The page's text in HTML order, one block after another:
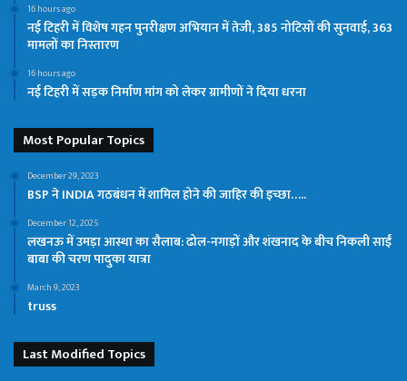
16 hours ago
नई टिहरी में विशेष गहन पुनरीक्षण अभियान में तेजी, 385 नोटिसों की सुनवाई, 363
मामलों का निस्तारण
16 hours ago
नई टिहरी में सड़क निर्माण मांग को लेकर ग्रामीणों ने दिया धरना
Most Popular Topics
December 29, 2023
BSP ने INDIA गठबंधन में शामिल होने की जाहिर की इच्छा…..
December 12, 2025
लखनऊ में उमड़ा आस्था का सैलाब: ढोल-नगाड़ों और शंखनाद के बीच निकली साईं
बाबा की चरण पादुका यात्रा
March 9, 2023
truss
Last Modified Topics